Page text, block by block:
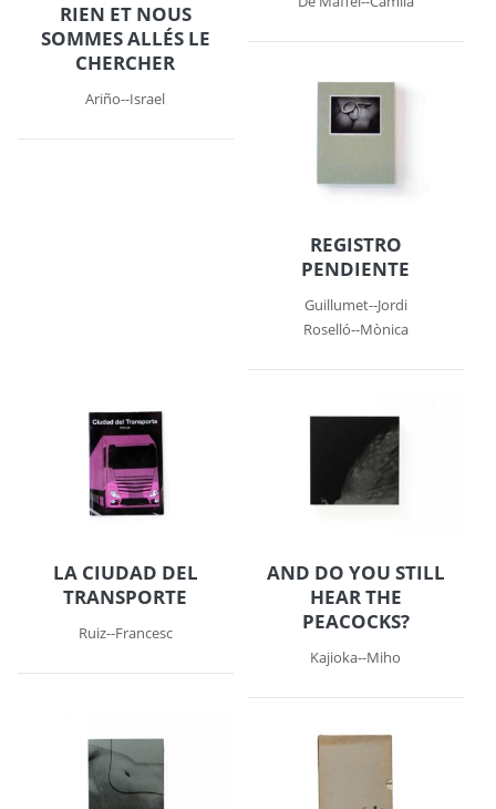
RIEN ET NOUS
SOMMES ALLÉS LE
CHERCHER
Ariño--Israel
REGISTRO
PENDIENTE
Guillumet--Jordi
Roselló--Mònica
LA CIUDAD DEL
TRANSPORTE
Ruiz--Francesc
AND DO YOU STILL
HEAR THE
PEACOCKS?
Kajioka--Miho